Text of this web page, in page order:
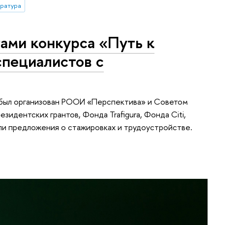
конкурса «Путь к
с
организован РООИ «Перспектива» и Советом
грантов, Фонда Trafigura, Фонда Citi,
предложения о стажировках и трудоустройстве.